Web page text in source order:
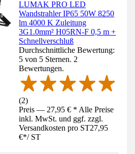
LUMAK PRO LED
Wandstrahler IP65 50W 8250
lm 4000 K Zuleitung
3G1.0mm² H05RN-F 0,5 m +
Schnellverschluß
Durchschnittliche Bewertung:
5 von 5 Sternen. 2
Bewertungen.
(2)
Preis — 27,95 € * Alle Preise
inkl. MwSt. und ggf. zzgl.
Versandkosten pro ST27,95
€*/ ST